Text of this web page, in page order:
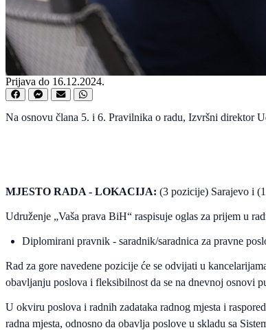
Prijava do 16.12.2024.
Na osnovu člana 5. i 6. Pravilnika o radu, Izvršni direktor
MJESTO RADA - LOKACIJA: (3 pozicije) Sarajevo i
Udruženje „Vaša prava BiH“ raspisuje oglas za prijem u
Diplomirani pravnik - saradnik/saradnica za pravne
Rad za gore navedene pozicije će se odvijati u
obavljanju poslova i fleksibilnost da se na dnevnoj osnovi
U okviru poslova i radnih zadataka radnog mjesta i
radna mjesta, odnosno da obavlja poslove u skladu sa